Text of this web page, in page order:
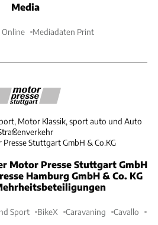
Media
Mediadaten Print
Motor Klassik, sport auto und Auto
Stuttgart GmbH & Co.KG
Motor Presse Stuttgart GmbH
Hamburg GmbH & Co. KG
Sport BikeX Caravaning Cavallo